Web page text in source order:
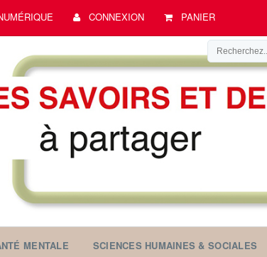
CONNEXION PANIER
MENTALE SCIENCES HUMAINES & SOCIALES